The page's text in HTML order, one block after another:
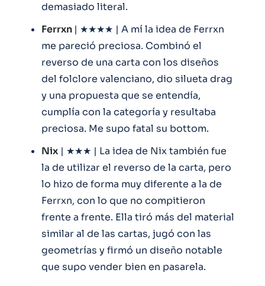
demasiado literal.
Ferrxn | ★★★★ | A mí la idea de Ferrxn
me pareció preciosa. Combinó el
reverso de una carta con los diseños
del folclore valenciano, dio silueta drag
y una propuesta que se entendía,
cumplía con la categoría y resultaba
preciosa. Me supo fatal su bottom.
Nix | ★★★ | La idea de Nix también fue
la de utilizar el reverso de la carta, pero
lo hizo de forma muy diferente a la de
Ferrxn, con lo que no compitieron
frente a frente. Ella tiró más del material
similar al de las cartas, jugó con las
geometrías y firmó un diseño notable
que supo vender bien en pasarela.